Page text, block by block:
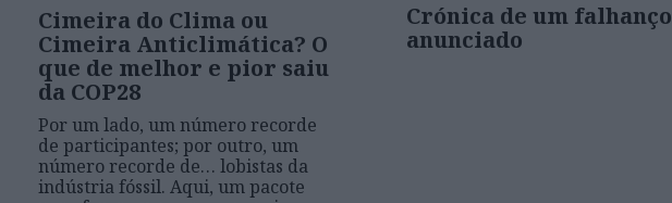
Cimeira do Clima ou
Cimeira Anticlimática? O
que de melhor e pior saiu
da COP28
Por um lado, um número recorde
de participantes; por outro, um
número recorde de… lobistas da
indústria fóssil. Aqui, um pacote
Crónica de um falhanço
anunciado